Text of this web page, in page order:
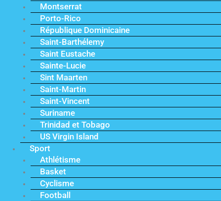
Montserrat
Porto-Rico
République Dominicaine
Saint-Barthélemy
Saint Eustache
Sainte-Lucie
Sint Maarten
Saint-Martin
Saint-Vincent
Suriname
Trinidad et Tobago
US Virgin Island
Sport
Athlétisme
Basket
Cyclisme
Football